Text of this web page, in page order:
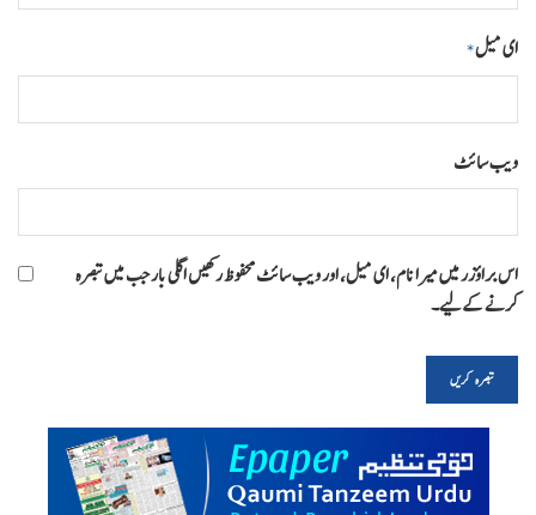
ای میل*
ویب‌ سائٹ
اس براؤزر میں میرا نام، ای میل، اور ویب سائٹ محفوظ رکھیں اگلی بار جب میں تبصرہ
کرنے کےلیے۔